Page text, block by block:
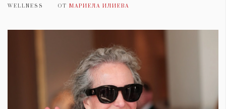
WELLNESS ОТ МАРИЕЛА ИЛИЕВА